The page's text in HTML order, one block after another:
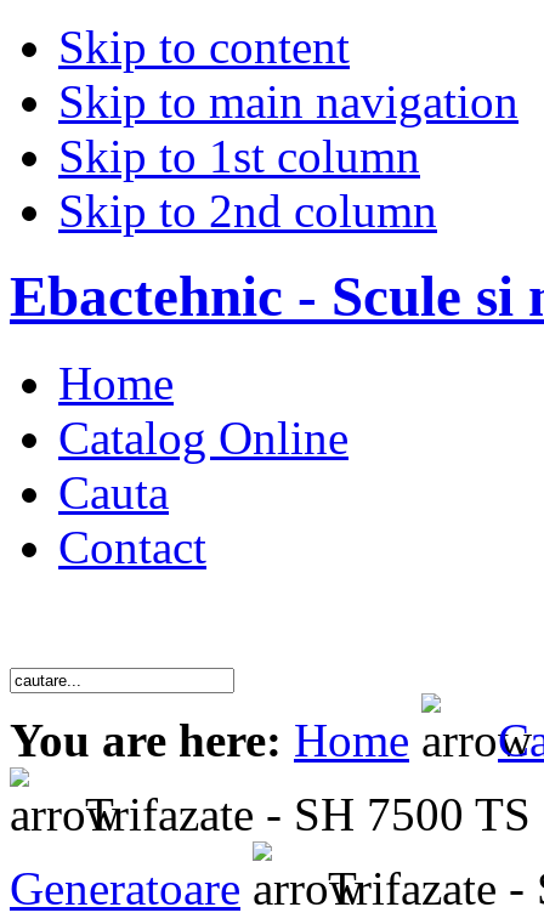
Skip to content
Skip to main navigation
Skip to 1st column
Skip to 2nd column
Ebactehnic - Scule si
Home
Catalog Online
Cauta
Contact
You are here: Home
Trifazate - SH 7500 TS
Generatoare
Trifazate -